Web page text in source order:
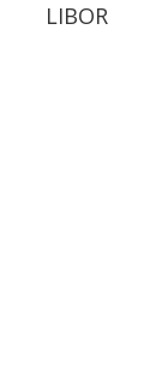
LIBOR